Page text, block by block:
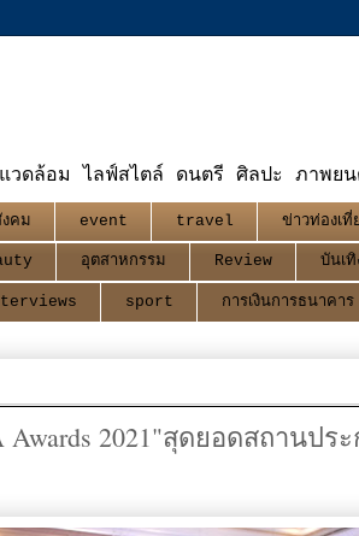
วดล้อม ไลฟ์สไตล์ ดนตรี ศิลปะ ภาพย
คม event travel ข่าวท่องเที่
อุตสาหกรรม Review บันเทิ
sport การเงินการธนาคาร
Awards 2021"สุดยอดสถานปร